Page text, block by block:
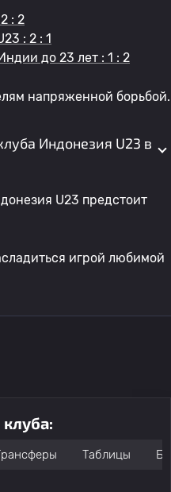
: 2
: 2 : 1
до 23 лет : 1 : 2
напряженной борьбой.
Индонезия U23 в
U23 предстоит
игрой любимой
Таблицы